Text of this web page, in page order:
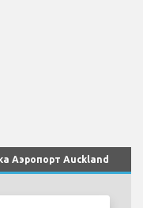
Аэропорт Auckland